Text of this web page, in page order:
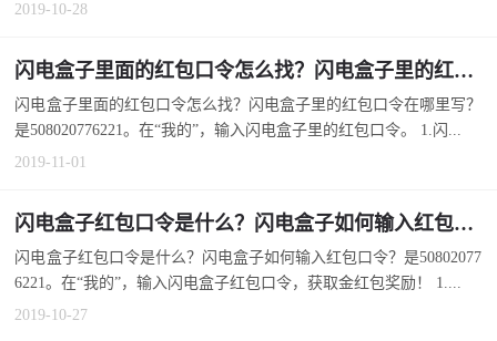
2019-10-28
闪电盒子里面的红包口令怎么找？闪电盒子里的红包口令在哪里写？
闪电盒子里面的红包口令怎么找？闪电盒子里的红包口令在哪里写？
是508020776221。在“我的”，输入闪电盒子里的红包口令。 1.闪...
2019-11-01
闪电盒子红包口令是什么？闪电盒子如何输入红包口令？
闪电盒子红包口令是什么？闪电盒子如何输入红包口令？是50802077
6221。在“我的”，输入闪电盒子红包口令，获取金红包奖励！ 1....
2019-10-27